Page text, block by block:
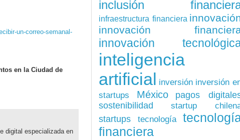
un-correo-semanal-
en la Ciudad de
digital especializada en
inclusión
infraestructura financiera
innovación
innovación
inteligencia
artificial inversión inversión
startups
México pagos
sostenibilidad startup
startups tecnología
financiera